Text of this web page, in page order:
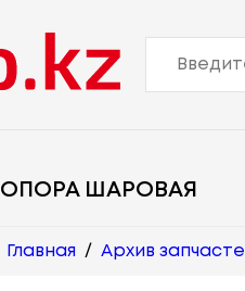
ОПОРА ШАРОВАЯ
Главная / Архив